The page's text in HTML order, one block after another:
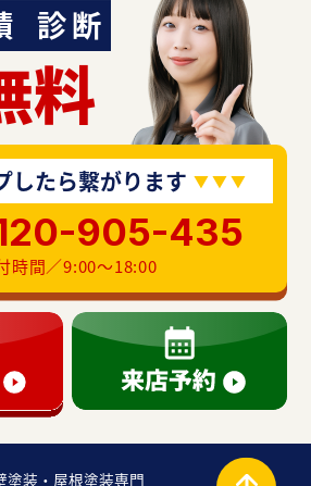
診断
料
したら繋がります
905-435
時間／9:00〜18:00
塗装・屋根塗装専門